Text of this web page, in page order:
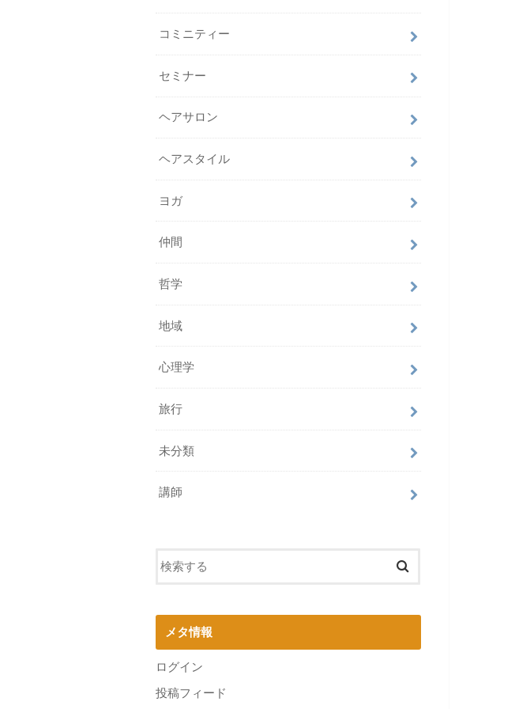
コミニティー
セミナー
ヘアサロン
ヘアスタイル
ヨガ
仲間
哲学
地域
心理学
旅行
未分類
講師
メタ情報
ログイン
投稿フィード